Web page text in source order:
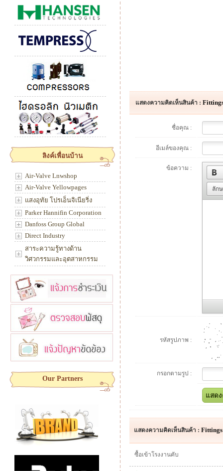
ลิงค์เพื่อนบ้าน
Air-Valve Lnwshop
Air-Valve Yellowpages
แสงอุทัย โปรเอ็นจิเนียริ่ง
Parker Hannifin Corporation
Danfoss Group Global
Direct Industry
สาระความรู้ทางด้าน
วิศวกรรมและอุตสาหกรรม
Our Partners
แสดงความคิดเห็นสินค้า :
ชื่อคุณ :
อีเมล์ของคุณ :
ข้อความ :
ลัก
รหัสรูปภาพ :
กรอกตามรูป :
แสดงความคิดเห็นสินค้า : Fittings
ซื้อเข้าโรงงานคับ